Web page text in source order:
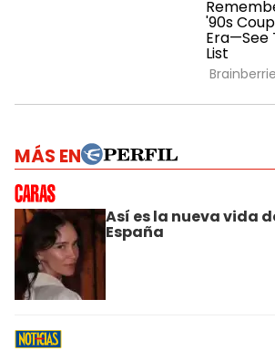
MÁS EN
Así es la nueva vida
España